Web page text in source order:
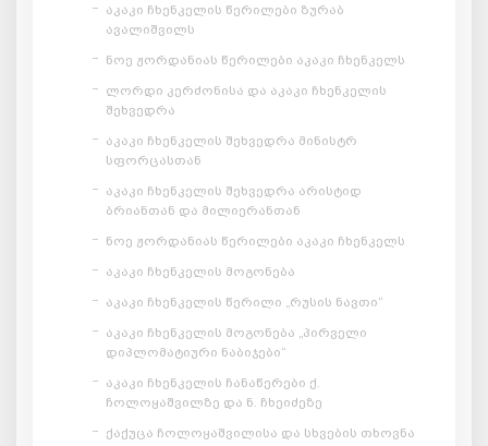
აკაკი ჩხენკელის წერილები ზურაბ
ავალიშვილს
ნოე ჟორდანიას წერილები აკაკი ჩხენკელს
ლორდი კერძონისა და აკაკი ჩხენკელის
შეხვედრა
აკაკი ჩხენკელის შეხვედრა მინისტრ
სფორცასთან
აკაკი ჩხენკელის შეხვედრა არისტიდ
ბრიანთან და მილიერანთან
ნოე ჟორდანიას წერილები აკაკი ჩხენკელს
აკაკი ჩხენკელის მოგონება
აკაკი ჩხენკელის წერილი „რუსის ნავთი“
აკაკი ჩხენკელის მოგონება „პირველი
დიპლომატიური ნაბიჯები“
აკაკი ჩხენკელის ჩანაწერები ქ.
ჩოლოყაშვილზე და ნ. ჩხეიძეზე
ქაქუცა ჩოლოყაშვილისა და სხვების თხოვნა